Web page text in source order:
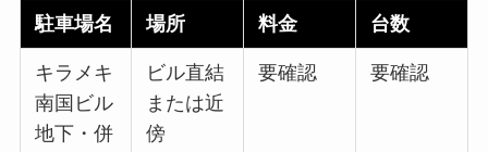
駐車場名 場所 料金 台数
キラメキ
南国ビル
地下・併
ビル直結
または近
傍
要確認 要確認